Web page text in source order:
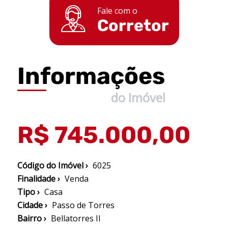
Fale com o
Corretor
Informações
do Imóvel
R$ 745.000,00
Código do Imóvel › 6025
Finalidade › Venda
Tipo › Casa
Cidade › Passo de Torres
Bairro › Bellatorres II